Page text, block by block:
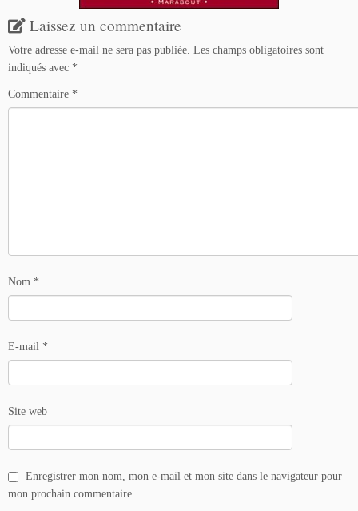
Laissez un commentaire
Votre adresse e-mail ne sera pas publiée. Les champs obligatoires sont
indiqués avec *
Commentaire *
Nom *
E-mail *
Site web
Enregistrer mon nom, mon e-mail et mon site dans le navigateur pour
mon prochain commentaire.